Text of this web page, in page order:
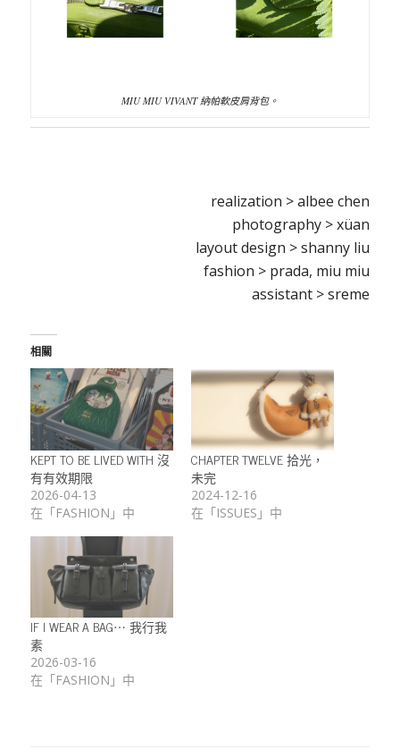
MIU MIU VIVANT 納帕軟皮肩背包。
realization > albee chen
photography > xüan
layout design > shanny liu
fashion > prada, miu miu
assistant > sreme
相關
KEPT TO BE LIVED WITH 沒
有有效期限
2026-04-13
在「FASHION」中
CHAPTER TWELVE 拾光，
未完
2024-12-16
在「ISSUES」中
IF I WEAR A BAG⋯ 我行我
素
2026-03-16
在「FASHION」中